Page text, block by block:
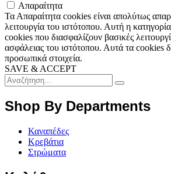
Απαραίτητα
Τα Απαραίτητα cookies είναι απολύτως
λειτουργία του ιστότοπου. Αυτή η
cookies που διασφαλίζουν βασικές
ασφάλειας του ιστότοπου. Αυτά τα cookies
προσωπικά στοιχεία.
SAVE & ACCEPT
Shop By Departments
Καναπέδες
Κρεβάτια
Στρώματα